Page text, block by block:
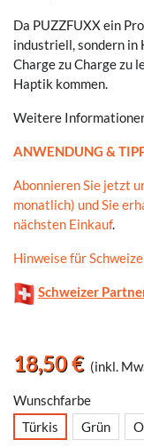
Da PUZZFUXX ein
industriell, sondern in
Charge zu Charge zu
Haptik kommen.
Weitere
ANWENDUNG &
Abonnieren Sie jetzt
monatlich) und Sie
nächsten Einkauf.
Hinweise für
Schweizer
18,50 € (inkl.
Wunschfarbe
Türkis
Grün